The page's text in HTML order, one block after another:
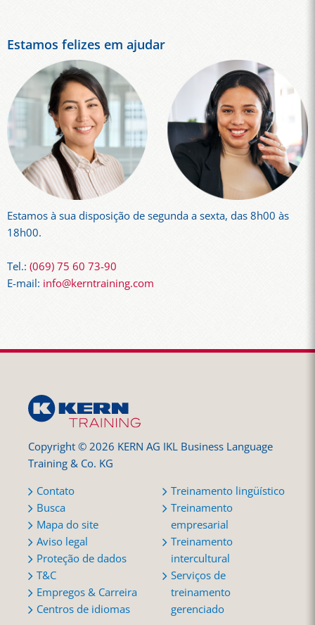
Estamos felizes em ajudar
Estamos à sua disposição de segunda a sexta, das 8h00 às
18h00.
Tel.: (069) 75 60 73-90
E-mail: info@kerntraining.com
Copyright © 2026 KERN AG IKL Business Language
Training & Co. KG
Contato
Busca
Mapa do site
Aviso legal
Proteção de dados
T&C
Empregos & Carreira
Centros de idiomas
Treinamento lingüístico
Treinamento
empresarial
Treinamento
intercultural
Serviços de
treinamento
gerenciado